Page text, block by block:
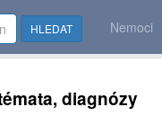
HLEDAT Nemoci
diagnózy